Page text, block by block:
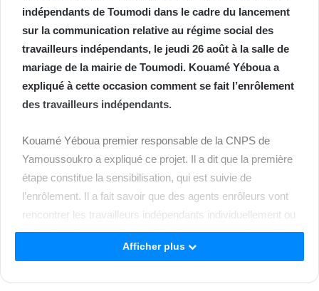
indépendants de Toumodi dans le cadre du lancement
sur la communication relative au régime social des
travailleurs indépendants, le jeudi 26 août à la salle de
mariage de la mairie de Toumodi. Kouamé Yéboua a
expliqué à cette occasion comment se fait l’enrôlement
des travailleurs indépendants.
Kouamé Yéboua premier responsable de la CNPS de
Yamoussoukro a expliqué ce projet. Il a dit que la première
étape constitue la sensibilisation, qui est suivie de
l’enrôlement. Il a fait savoir que des agents enrôleurs vont
rencontrer les travailleurs indépendants individuellement ou
en groupes organisés. « L’enrôlement consiste à réunir un
ensemble de renseignements utiles dans le but de faire leur
Afficher plus